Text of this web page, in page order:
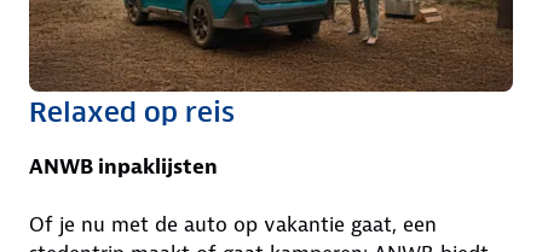
Relaxed op reis
ANWB inpaklijsten
Of je nu met de auto op vakantie gaat, een